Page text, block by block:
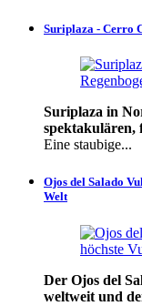
Suriplaza - Cerro
Suriplaza in
spektakulären,
Eine staubige...
Ojos del Salado
Welt
Der Ojos del
weltweit und